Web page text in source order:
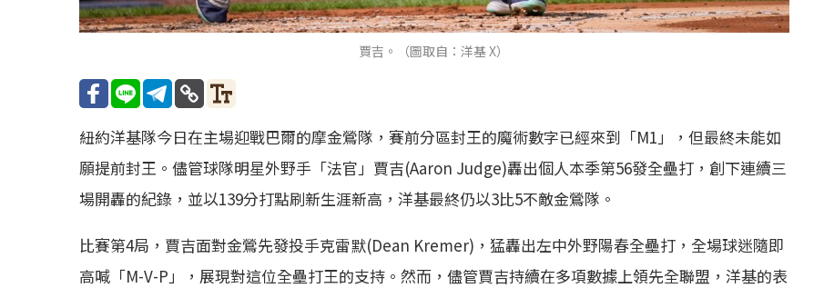
賈吉。（圖取自：洋基 X）
紐約洋基隊今日在主場迎戰巴爾的摩金鶯隊，賽前分區封王的魔術數字已經來到「M1」，但最終未能如
願提前封王。儘管球隊明星外野手「法官」賈吉(Aaron Judge)轟出個人本季第56發全壘打，創下連續三
場開轟的紀錄，並以139分打點刷新生涯新高，洋基最終仍以3比5不敵金鶯隊。
比賽第4局，賈吉面對金鶯先發投手克雷默(Dean Kremer)，猛轟出左中外野陽春全壘打，全場球迷隨即
高喊「M-V-P」，展現對這位全壘打王的支持。然而，儘管賈吉持續在多項數據上領先全聯盟，洋基的表